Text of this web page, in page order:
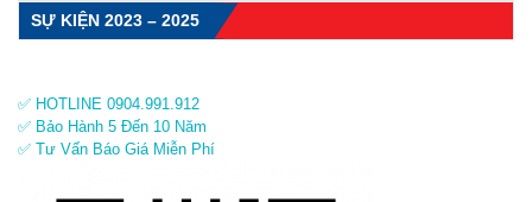
SỰ KIỆN 2023 – 2025
✅ HOTLINE 0904.991.912
✅ Bảo Hành 5 Đến 10 Năm
✅ Tư Vấn Báo Giá Miễn Phí